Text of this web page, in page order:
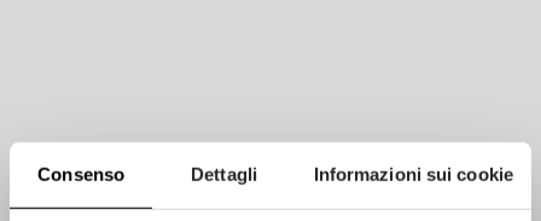
Consenso Dettagli Informazioni sui cookie